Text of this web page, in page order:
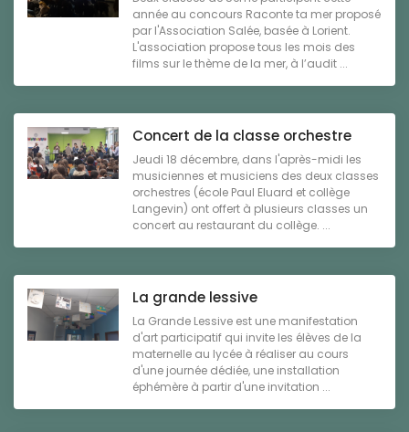
année au concours Raconte ta mer proposé
par l'Association Salée, basée à Lorient.
L'association propose tous les mois des
films sur le thème de la mer, à l’audit ...
Concert de la classe orchestre
Jeudi 18 décembre, dans l'après-midi les
musiciennes et musiciens des deux classes
orchestres (école Paul Eluard et collège
Langevin) ont offert à plusieurs classes un
concert au restaurant du collège. ...
La grande lessive
La Grande Lessive est une manifestation
d'art participatif qui invite les élèves de la
maternelle au lycée à réaliser au cours
d'une journée dédiée, une installation
éphémère à partir d'une invitation ...